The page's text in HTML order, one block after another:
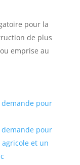
pour la
de plus
emprise au
pour
pour
et un